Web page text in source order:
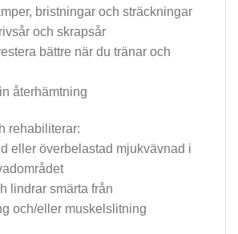
bristningar och sträckningar
och skrapsår
bättre när du tränar och
återhämtning
rehabiliterar:
eller överbelastad mjukvävnad i
lindrar smärta från
och/eller muskelslitning